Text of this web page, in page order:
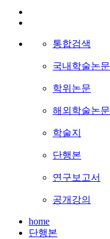
통합검색
국내학술논문
학위논문
해외학술논문
학술지
단행본
연구보고서
공개강의
home
단행본